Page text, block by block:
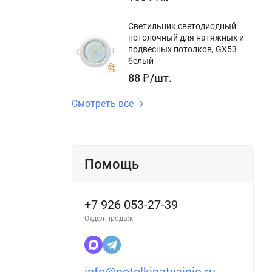
Светильник светодиодный
потолочный для натяжных и
подвесных потолков, GX53
белый
88₽/шт.
Смотреть все
Помощь
+7 926 053-27-39
Отдел продаж